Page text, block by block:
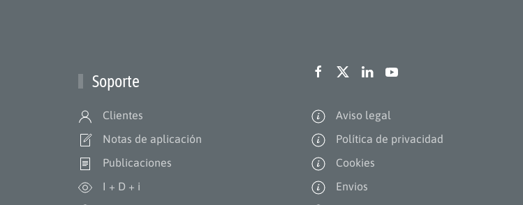
Soporte
Clientes
Notas de aplicación
Publicaciones
I + D + i
Aviso legal
Política de privacidad
Cookies
Envios